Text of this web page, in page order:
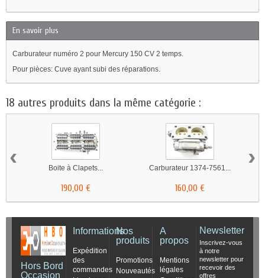
En savoir plus
Carburateur numéro 2 pour Mercury 150 CV 2 temps.
Pour pièces: Cuve ayant subi des réparations.
18 autres produits dans la même catégorie :
Boite à Clapets...
190,00 €
Carburateur 1374-7561...
160,00 €
‹ ›
Hors Bord
Occasion
Informations
Expédition
des
commandes
Nos
produits
Promotions
Nouveautés
A
propos
Mentions
légales
Newsletter
Inscrivez-vous
à notre
newsletter pour
recevoir des
offres